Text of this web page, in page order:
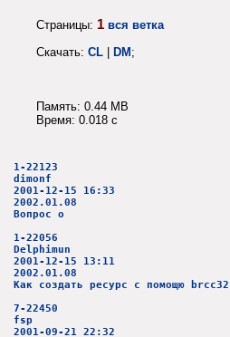
Страницы: 1 вся ветка
Скачать: CL | DM;
Память: 0.44 MB
Время: 0.018 c
1-22123
dimonf
2001-12-15 16:33
2002.01.08
Вопрос о
1-22056
Delphimun
2001-12-15 13:11
2002.01.08
Как создать ресурс с помощю
7-22450
fsp
2001-09-21 22:32